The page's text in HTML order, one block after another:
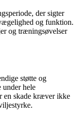
der sigter
og funktion.
og træningsøvelser
støtte og
hele
en skade kræver ikke